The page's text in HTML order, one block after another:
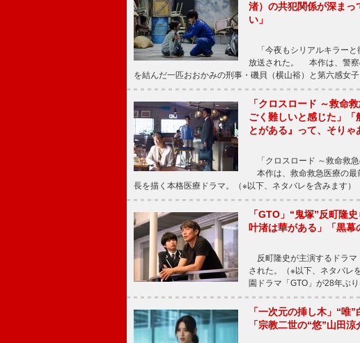
渚）の共犯関係が深まっ
い」
「今夜もシリアルキラーと
放送された。 本作は、警察
を結んだ一匹おおかみの刑事・磯貝（横山裕）と第六感女
「クロスロード ～救命
ごく難しいと感じた」「
とがある』って、そりゃ
「クロスロード ～救命救急
本作は、救命救急医療の最
長を描く本格医療ドラマ。（※以下、ネタバレを含みます
「GTO」“鬼塚”反町隆
叶渚は華がある」「黒幕
反町隆史が主演するドラマ
された。（※以下、ネタバ
園ドラマ「GTO」が28年ぶ
「一次元の挿し木」“唯
「宗教二世の“悠”山田涼